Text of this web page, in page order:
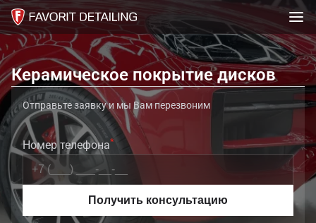
Керамическое покрытие дисков
Отправьте заявку и мы Вам перезвоним
Номер телефона*
Получить консультацию